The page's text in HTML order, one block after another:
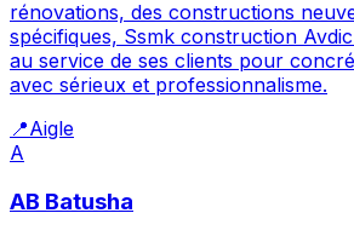
rénovations, des constructions
spécifiques, Ssmk construction
au service de ses clients pour
avec sérieux et professionnalisme.
📍Aigle
A
AB Batusha